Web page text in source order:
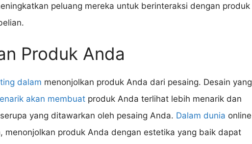
peluang mereka untuk berinteraksi dengan produk
Produk Anda
dalam menonjolkan produk Anda dari pesaing. Desain yang
akan membuat produk Anda terlihat lebih menarik dan
yang ditawarkan oleh pesaing Anda. Dalam dunia online
menonjolkan produk Anda dengan estetika yang baik dapat